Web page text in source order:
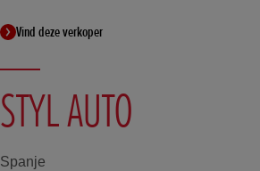
Vind deze verkoper
STYL AUTO
Spanje